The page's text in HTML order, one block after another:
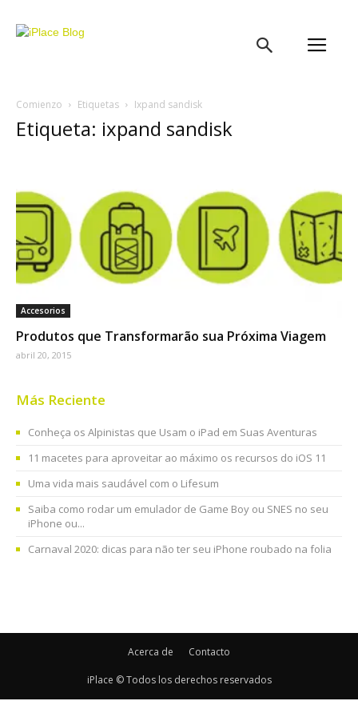
Comienzo Etiquetas Ixpand sandisk
Etiqueta: ixpand sandisk
Accesorios
Produtos que Transformarão sua Próxima Viagem
abril 20, 2015
Más Reciente
Conheça os Alpinistas que Usam o iPad em Suas Aventuras
11 macetes para aproveitar ao máximo os recursos do iOS 11
Uma vida mais saudável com o Lifesum
Saiba como rodar um emulador de Game Boy ou SNES no seu
iPhone ou...
Carnaval 2020: dicas para não ter seu iPhone roubado na folia
Acerca de Contacto
iPlace © Todos los derechos reservados